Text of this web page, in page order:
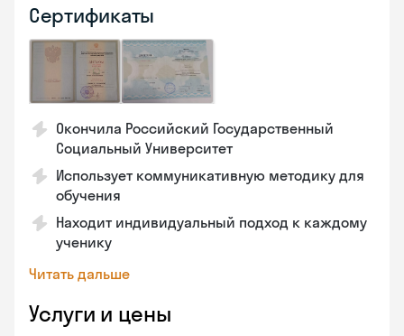
Сертификаты
Окончила Российский Государственный
Социальный Университет
Использует коммуникативную методику для
обучения
Находит индивидуальный подход к каждому
ученику
Читать дальше
Услуги и цены